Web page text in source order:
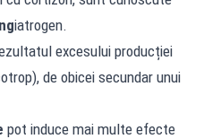
iatrogen.
excesului producției
de obicei secundar unui
pot induce mai multe efecte